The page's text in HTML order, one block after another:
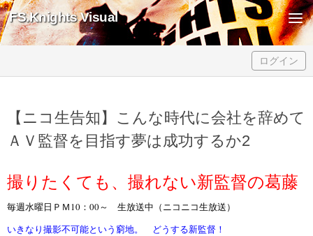
Skip to content
FS.Knights Visual
ログイン
【ニコ生告知】こんな時代に会社を辞めて
ＡＶ監督を目指す夢は成功するか2
撮りたくても、撮れない新監督の葛藤
毎週水曜日ＰＭ10：00～ 生放送中（ニコニコ生放送）
いきなり撮影不可能という窮地。 どうする新監督！